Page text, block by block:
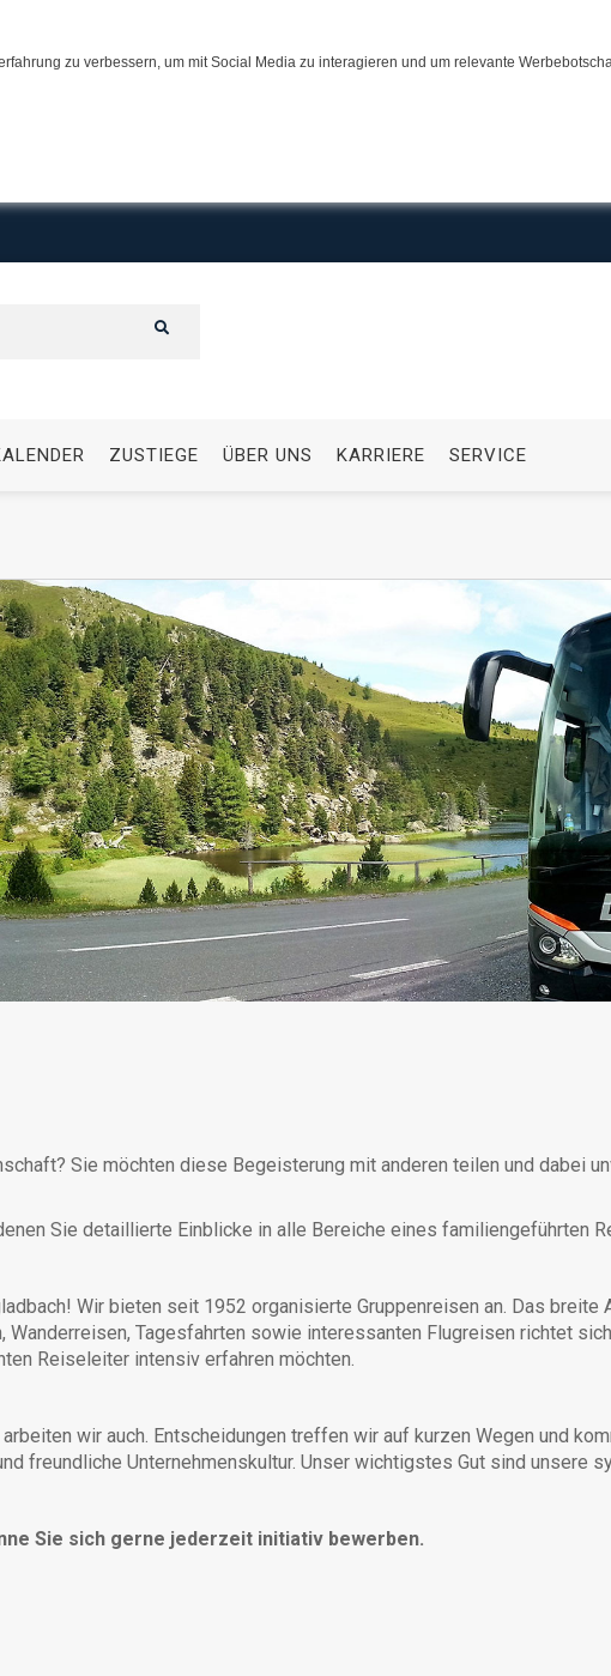
zu verbessern, um mit Social Media zu interagieren und um relevante
ZUSTIEGE ÜBER UNS KARRIERE SERVICE
Sie möchten diese Begeisterung mit anderen teilen und dabei
Sie detaillierte Einblicke in alle Bereiche eines familiengeführten
Wir bieten seit 1952 organisierte Gruppenreisen an. Das breite
Tagesfahrten sowie interessanten Flugreisen richtet
Reiseleiter intensiv erfahren möchten.
wir auch. Entscheidungen treffen wir auf kurzen Wegen und
freundliche Unternehmenskultur. Unser wichtigstes Gut sind unsere
Sie sich gerne jederzeit initiativ bewerben.